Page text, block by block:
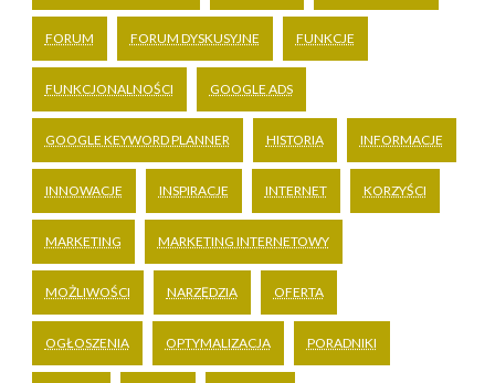
FORUM FORUM DYSKUSYJNE FUNKCJE
FUNKCJONALNOŚCI GOOGLE ADS
GOOGLE KEYWORD PLANNER HISTORIA INFORMACJE
INNOWACJE INSPIRACJE INTERNET KORZYŚCI
MARKETING MARKETING INTERNETOWY
MOŻLIWOŚCI NARZĘDZIA OFERTA
OGŁOSZENIA OPTYMALIZACJA PORADNIKI